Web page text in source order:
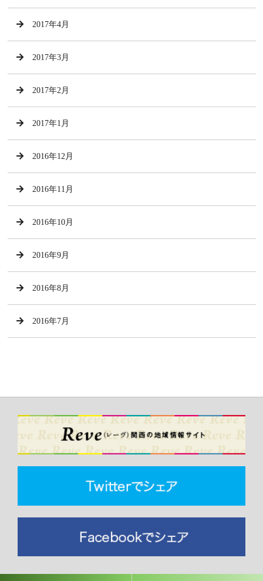
2017年4月
2017年3月
2017年2月
2017年1月
2016年12月
2016年11月
2016年10月
2016年9月
2016年8月
2016年7月